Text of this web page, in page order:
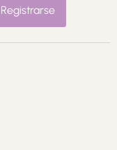
Registrarse